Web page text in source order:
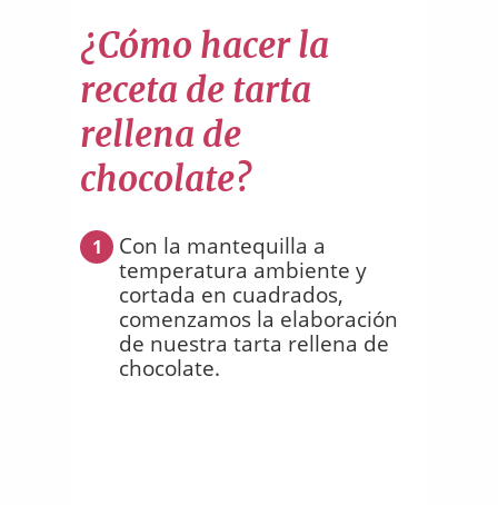
¿Cómo hacer la
receta de tarta
rellena de
chocolate?
1
Con la mantequilla a
temperatura ambiente y
cortada en cuadrados,
comenzamos la elaboración
de nuestra tarta rellena de
chocolate.